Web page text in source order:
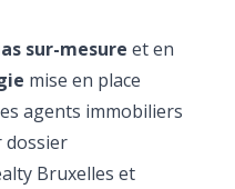
sur-mesure et en
mise en place
agents immobiliers
dossier
Bruxelles et